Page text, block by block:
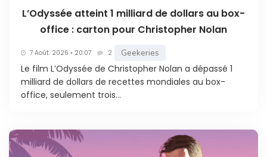
L’Odyssée atteint 1 milliard de dollars au box-
office : carton pour Christopher Nolan
7 Août. 2026 • 20:07 2 Geekeries
Le film L’Odyssée de Christopher Nolan a dépassé 1
milliard de dollars de recettes mondiales au box-
office, seulement trois...